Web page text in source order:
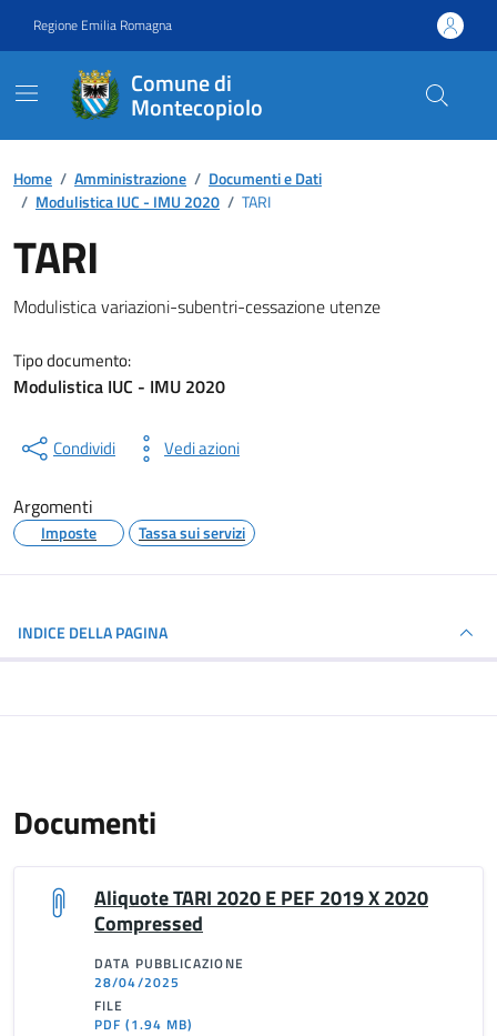
Regione Emilia Romagna
Comune di
Montecopiolo
Contenuti in evidenza
Home / Amministrazione / Documenti e Dati
/ Modulistica IUC - IMU 2020 / TARI
TARI
Dettagli del documento
Modulistica variazioni-subentri-cessazione utenze
Tipo documento:
Modulistica IUC - IMU 2020
Condividi Vedi azioni
Argomenti
Imposte Tassa sui servizi
INDICE DELLA PAGINA
Documenti
Aliquote TARI 2020 E PEF 2019 X 2020
Compressed
DATA PUBBLICAZIONE
28/04/2025
FILE
PDF(1.94 MB)